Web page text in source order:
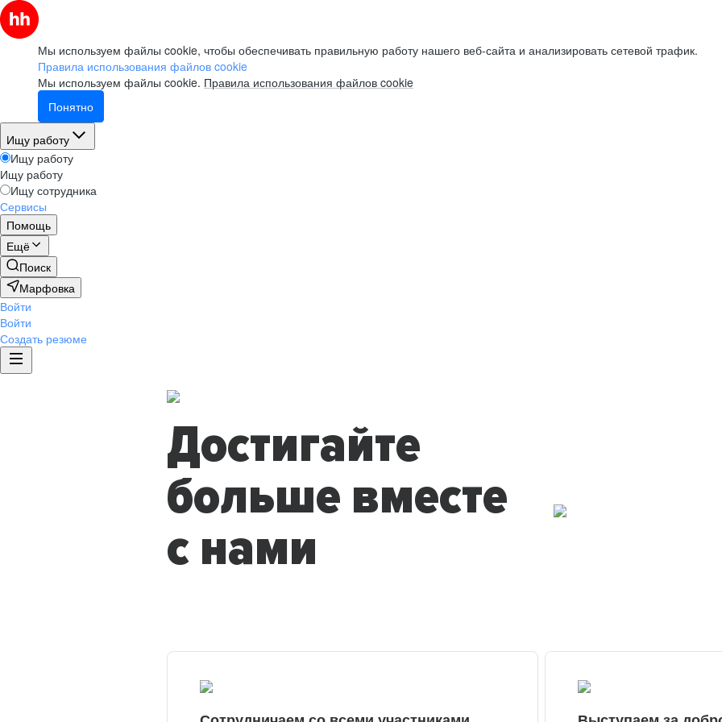
Мы используем файлы cookie, чтобы обеспечивать правильную работу нашего веб-сайта и анализировать сетевой трафик.
Правила использования файлов cookie
Мы используем файлы cookie. Правила использования файлов cookie
Понятно
Ищу работу
Ищу работу
Ищу работу
Ищу сотрудника
Сервисы
Помощь
Ещё
Поиск
Марфовка
Войти
Войти
Создать резюме
Достигайте
больше вместе
с нами